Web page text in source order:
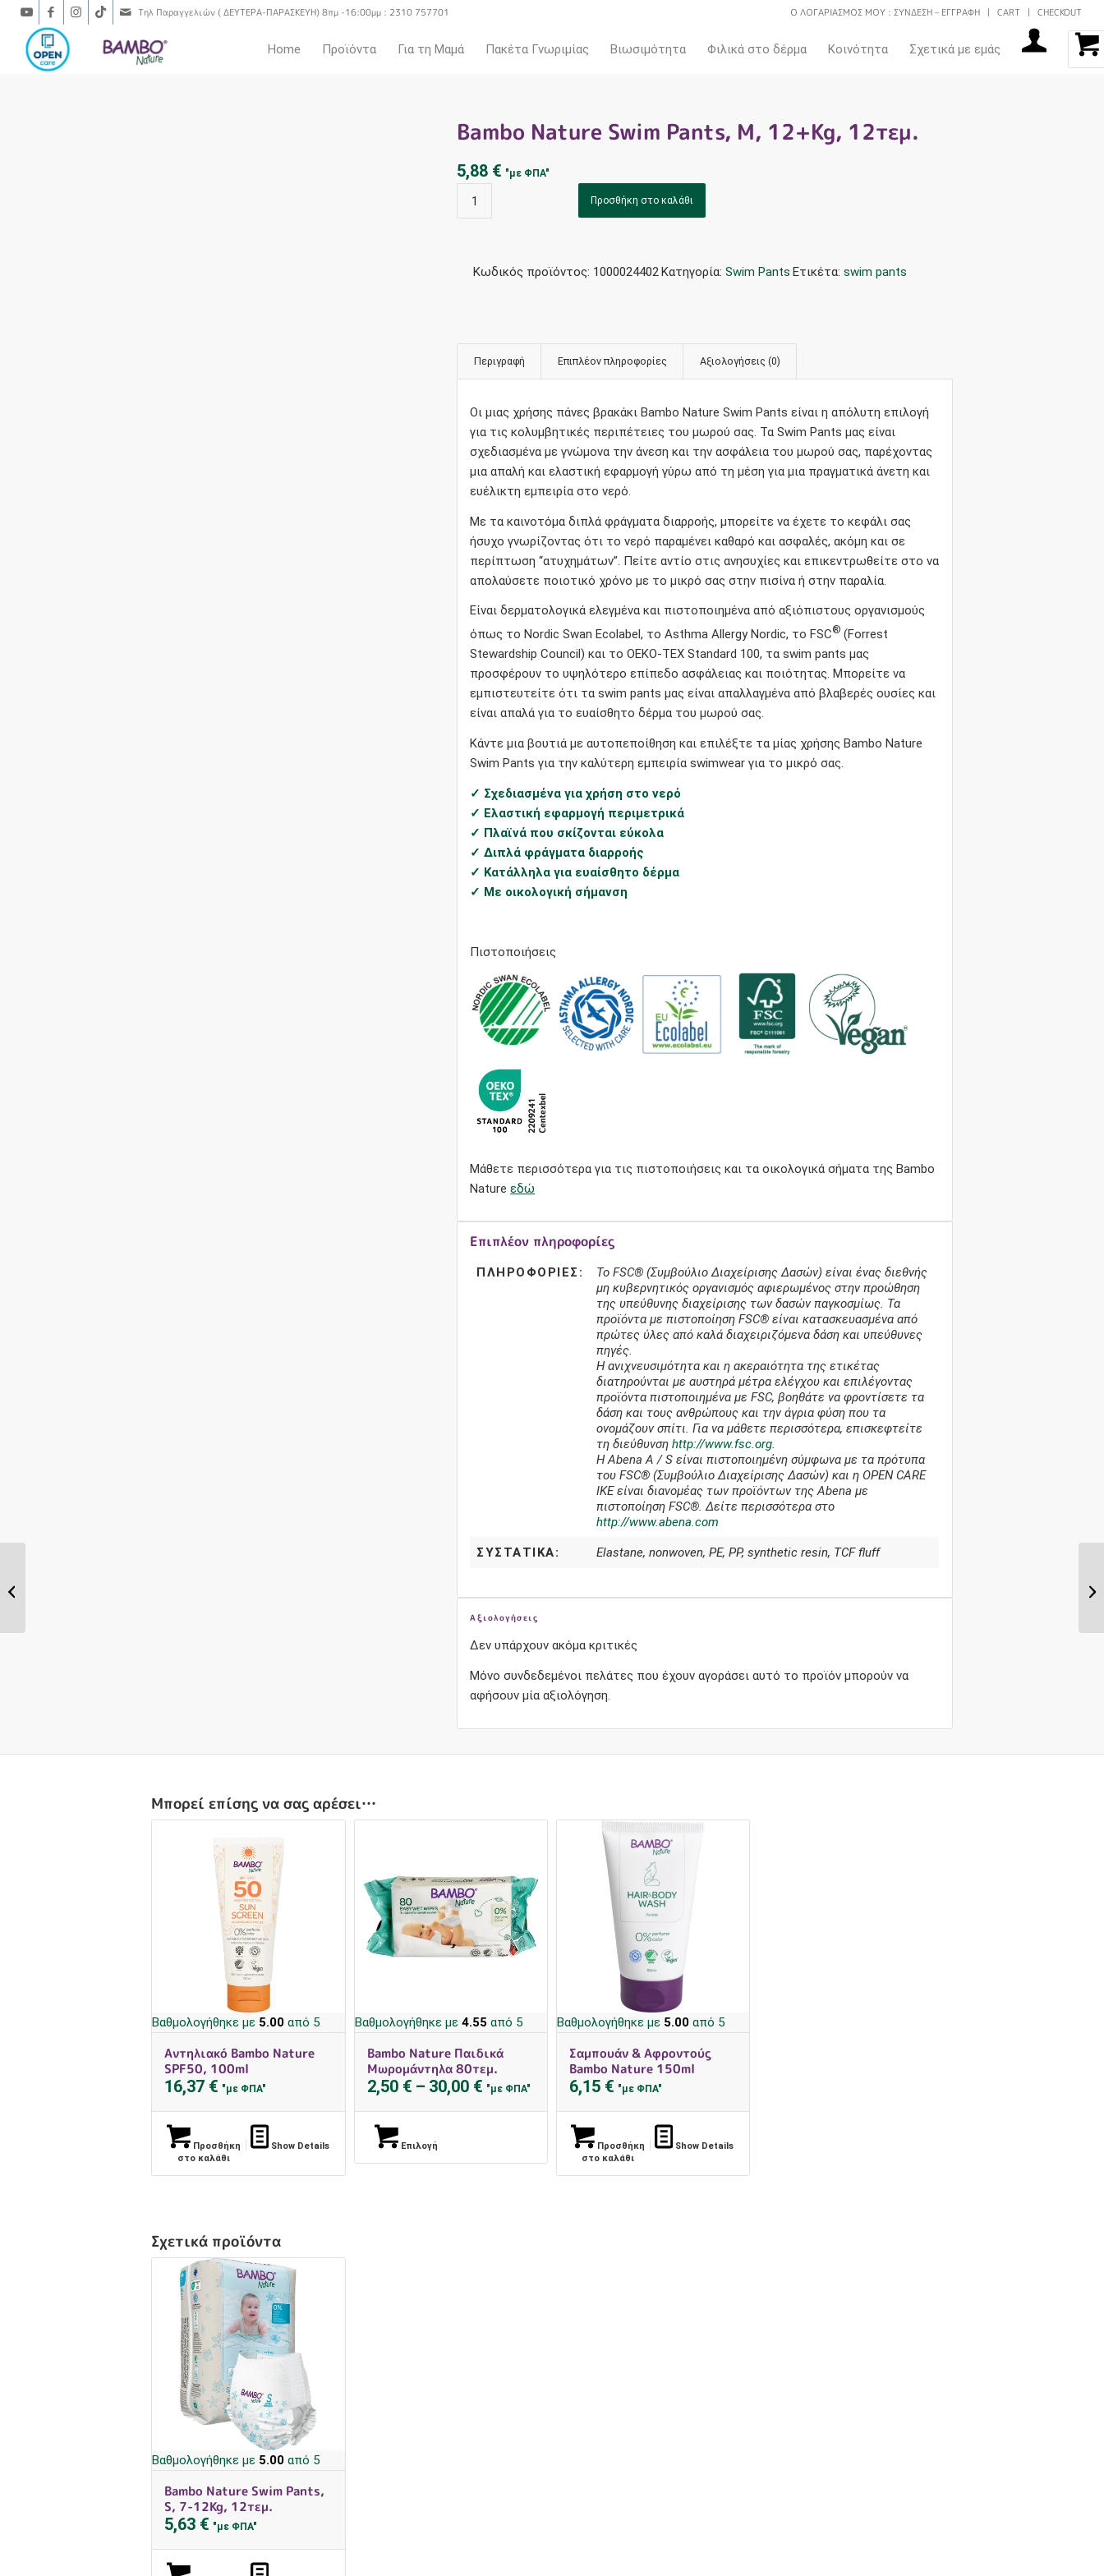
Ο ΛΟΓΑΡΙΑΣΜΟΣ ΜΟΥ : ΣΥΝΔΕΣΗ – ΕΓΓΡΑΦΗ CART CHECKOUT
Τηλ Παραγγελιών ( ΔΕΥΤΕΡΑ-ΠΑΡΑΣΚΕΥΗ) 8πμ -16:00μμ : 2310 757701
Home Προϊόντα Για τη Μαμά Πακέτα Γνωριμίας Βιωσιμότητα Φιλικά στο δέρμα Κοινότητα Σχετικά με εμάς
Bambo Nature Swim Pants, M, 12+Kg, 12τεμ.
5,88 € "με ΦΠΑ"
Προσθήκη στο καλάθι
Κωδικός προϊόντος: 1000024402Κατηγορία:Swim Pants Ετικέτα:swim pants
Περιγραφή Επιπλέον πληροφορίες Αξιολογήσεις (0)
Οι μιας χρήσης πάνες βρακάκι Bambo Nature Swim Pants είναι η απόλυτη επιλογή
για τις κολυμβητικές περιπέτειες του μωρού σας. Τα Swim Pants μας είναι
σχεδιασμένα με γνώμονα την άνεση και την ασφάλεια του μωρού σας, παρέχοντας
μια απαλή και ελαστική εφαρμογή γύρω από τη μέση για μια πραγματικά άνετη και
ευέλικτη εμπειρία στο νερό.
Με τα καινοτόμα διπλά φράγματα διαρροής, μπορείτε να έχετε το κεφάλι σας
ήσυχο γνωρίζοντας ότι το νερό παραμένει καθαρό και ασφαλές, ακόμη και σε
περίπτωση “ατυχημάτων”. Πείτε αντίο στις ανησυχίες και επικεντρωθείτε στο να
απολαύσετε ποιοτικό χρόνο με το μικρό σας στην πισίνα ή στην παραλία.
Είναι δερματολογικά ελεγμένα και πιστοποιημένα από αξιόπιστους οργανισμούς
όπως το Nordic Swan Ecolabel, το Asthma Allergy Nordic, το FSC® (Forrest
Stewardship Council) και το OEKO-TEX Standard 100, τα swim pants μας
προσφέρουν το υψηλότερο επίπεδο ασφάλειας και ποιότητας. Μπορείτε να
εμπιστευτείτε ότι τα swim pants μας είναι απαλλαγμένα από βλαβερές ουσίες και
είναι απαλά για το ευαίσθητο δέρμα του μωρού σας.
Κάντε μια βουτιά με αυτοπεποίθηση και επιλέξτε τα μίας χρήσης Bambo Nature
Swim Pants για την καλύτερη εμπειρία swimwear για το μικρό σας.
✓ Σχεδιασμένα για χρήση στο νερό
✓ Ελαστική εφαρμογή περιμετρικά
✓ Πλαϊνά που σκίζονται εύκολα
✓ Διπλά φράγματα διαρροής
✓ Κατάλληλα για ευαίσθητο δέρμα
✓ Με οικολογική σήμανση
Πιστοποιήσεις
Μάθετε περισσότερα για τις πιστοποιήσεις και τα οικολογικά σήματα της Bambo
Natureεδώ
Επιπλέον πληροφορίες
ΠΛΗΡΟΦΟΡΊΕΣ:
Το FSC® (Συμβούλιο Διαχείρισης Δασών) είναι ένας διεθνής
μη κυβερνητικός οργανισμός αφιερωμένος στην προώθηση
της υπεύθυνης διαχείρισης των δασών παγκοσμίως. Τα
προϊόντα με πιστοποίηση FSC® είναι κατασκευασμένα από
πρώτες ύλες από καλά διαχειριζόμενα δάση και υπεύθυνες
πηγές.
Η ανιχνευσιμότητα και η ακεραιότητα της ετικέτας
διατηρούνται με αυστηρά μέτρα ελέγχου και επιλέγοντας
προϊόντα πιστοποιημένα με FSC, βοηθάτε να φροντίσετε τα
δάση και τους ανθρώπους και την άγρια φύση που τα
ονομάζουν σπίτι. Για να μάθετε περισσότερα, επισκεφτείτε
τη διεύθυνσηhttp://www.fsc.org.
Η Abena A / S είναι πιστοποιημένη σύμφωνα με τα πρότυπα
του FSC® (Συμβούλιο Διαχείρισης Δασών) και η OPEN CARE
IKE είναι διανομέας των προϊόντων της Abena με
πιστοποίηση FSC®. Δείτε περισσότερα στο
http://www.abena.com
ΣΥΣΤΑΤΙΚΆ: Elastane, nonwoven, PE, PP, synthetic resin, TCF fluff
Αξιολογήσεις
Δεν υπάρχουν ακόμα κριτικές
Μόνο συνδεδεμένοι πελάτες που έχουν αγοράσει αυτό το προϊόν μπορούν να
αφήσουν μία αξιολόγηση.
Μπορεί επίσης να σας αρέσει…
Βαθμολογήθηκε με 5.00 από 5
Αντηλιακό Bambo Nature
SPF50, 100ml
16,37 € "με ΦΠΑ"
Προσθήκη
στο καλάθι
Show Details
Βαθμολογήθηκε με 4.55 από 5
Bambo Nature Παιδικά
Μωρομάντηλα 80τεμ.
2,50 € – 30,00 €Price
30,00 €
"με ΦΠΑ"
Επιλογή
Βαθμολογήθηκε με 5.00από 5
Σαμπουάν & Αφροντούς
Bambo Nature 150ml
6,15 € "με ΦΠΑ"
Προσθήκη
στο καλάθι
Show Details
Σχετικά προϊόντα
Βαθμολογήθηκε με 5.00 από 5
Bambo Nature Swim Pants,
S, 7-12Kg, 12τεμ.
5,63 € "με ΦΠΑ"